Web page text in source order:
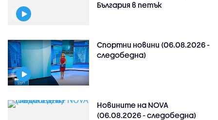
България в петък
Спортни новини (06.08.2026 -
следобедна)
Новините на NOVA
(06.08.2026 - следобедна)